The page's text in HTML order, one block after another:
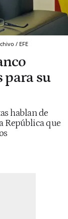
/ EFE
para su
hablan de
República que